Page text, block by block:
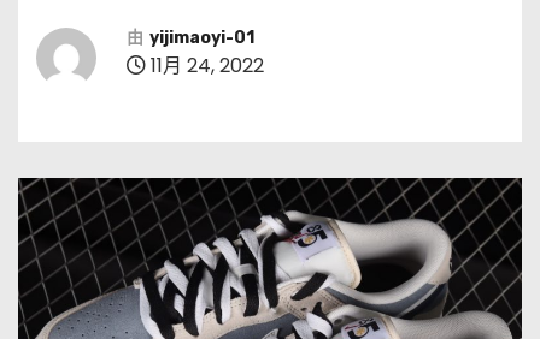
由 yijimaoyi-01
11月 24, 2022